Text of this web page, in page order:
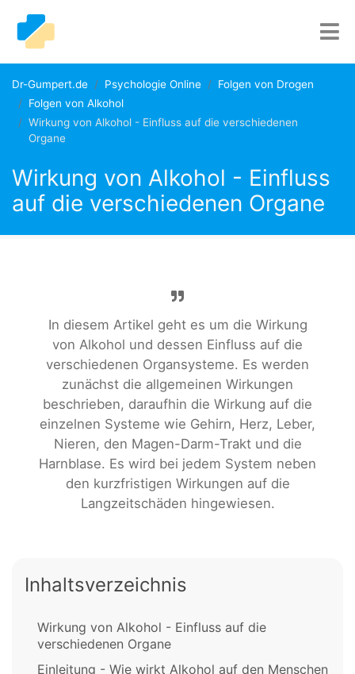
Dr-Gumpert.de Psychologie Online
Folgen von Drogen
Folgen von Alkohol
Wirkung von Alkohol - Einfluss auf die verschiedenen
Organe
Wirkung von Alkohol - Einfluss
auf die verschiedenen Organe
In diesem Artikel geht es um die Wirkung
von Alkohol und dessen Einfluss auf die
verschiedenen Organsysteme. Es werden
zunächst die allgemeinen Wirkungen
beschrieben, daraufhin die Wirkung auf die
einzelnen Systeme wie Gehirn, Herz, Leber,
Nieren, den Magen-Darm-Trakt und die
Harnblase. Es wird bei jedem System neben
den kurzfristigen Wirkungen auf die
Langzeitschäden hingewiesen.
Inhaltsverzeichnis
Wirkung von Alkohol - Einfluss auf die
verschiedenen Organe
Einleitung - Wie wirkt Alkohol auf den Menschen